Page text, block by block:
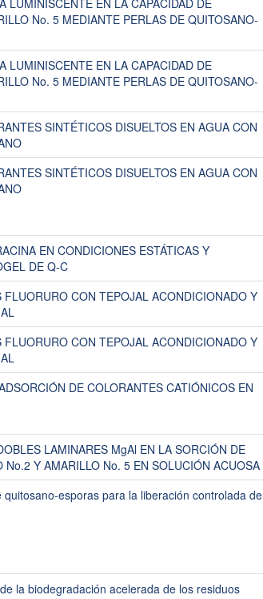
LUMINISCENTE EN LA CAPACIDAD DE
No. 5 MEDIANTE PERLAS DE QUITOSANO-
LUMINISCENTE EN LA CAPACIDAD DE
No. 5 MEDIANTE PERLAS DE QUITOSANO-
SINTÉTICOS DISUELTOS EN AGUA CON
SINTÉTICOS DISUELTOS EN AGUA CON
EN CONDICIONES ESTÁTICAS Y
DE Q-C
CON TEPOJAL ACONDICIONADO Y
CON TEPOJAL ACONDICIONADO Y
DE COLORANTES CATIÓNICOS EN
LAMINARES MgAl EN LA SORCIÓN DE
Y AMARILLO No. 5 EN SOLUCIÓN ACUOSA
esporas para la liberación controlada de
la biodegradación acelerada de los residuos